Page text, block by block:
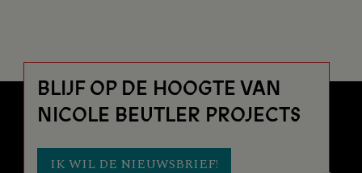
BLIJF OP DE HOOGTE VAN
NICOLE BEUTLER PROJECTS
IK WIL DE NIEUWSBRIEF!